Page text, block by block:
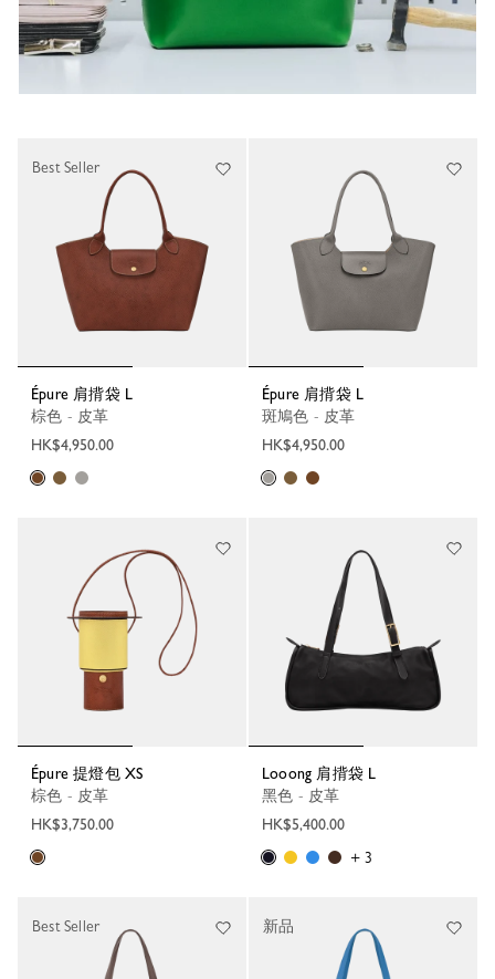
Épure 肩揹袋 L
棕色 - 皮革
HK$4,950.00
Best Seller
Épure 肩揹袋 L
斑鳩色 - 皮革
HK$4,950.00
Épure 提燈包 XS
棕色 - 皮革
HK$3,750.00
Looong 肩揹袋 L
黑色 - 皮革
HK$5,400.00
+ 3
Best Seller 新品